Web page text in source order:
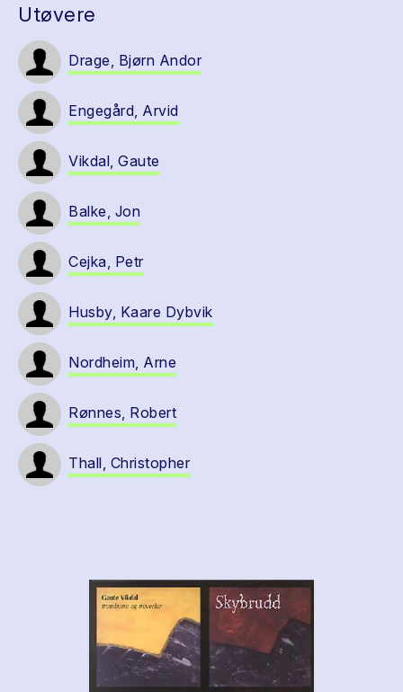
Utøvere
Drage, Bjørn Andor
Engegård, Arvid
Vikdal, Gaute
Balke, Jon
Cejka, Petr
Husby, Kaare Dybvik
Nordheim, Arne
Rønnes, Robert
Thall, Christopher